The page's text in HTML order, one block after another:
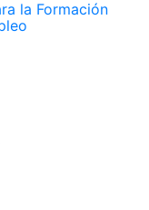
la Formación